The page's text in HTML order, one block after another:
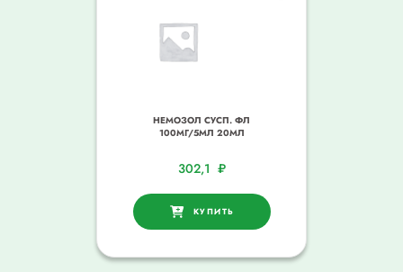
НЕМОЗОЛ СУСП. ФЛ
100МГ/5МЛ 20МЛ
302,1 ₽
КУПИТЬ